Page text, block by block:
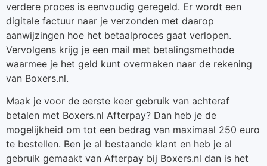
verdere proces is eenvoudig geregeld. Er wordt een
digitale factuur naar je verzonden met daarop
aanwijzingen hoe het betaalproces gaat verlopen.
Vervolgens krijg je een mail met betalingsmethode
waarmee je het geld kunt overmaken naar de rekening
van Boxers.nl.
Maak je voor de eerste keer gebruik van achteraf
betalen met Boxers.nl Afterpay? Dan heb je de
mogelijkheid om tot een bedrag van maximaal 250 euro
te bestellen. Ben je al bestaande klant en heb je al
gebruik gemaakt van Afterpay bij Boxers.nl dan is het